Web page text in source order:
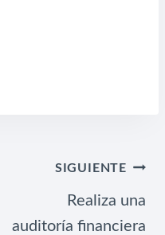
SIGUIENTE
Realiza una
auditoría financiera